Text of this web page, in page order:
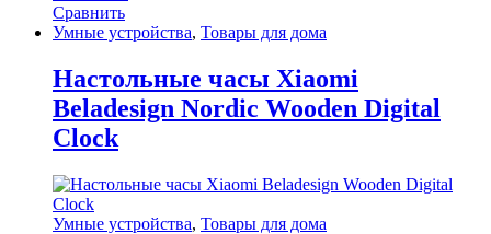
Сравнить
Умные устройства, Товары для дома
Настольные часы Xiaomi
Beladesign Nordic Wooden Digital
Clock
Умные устройства, Товары для дома